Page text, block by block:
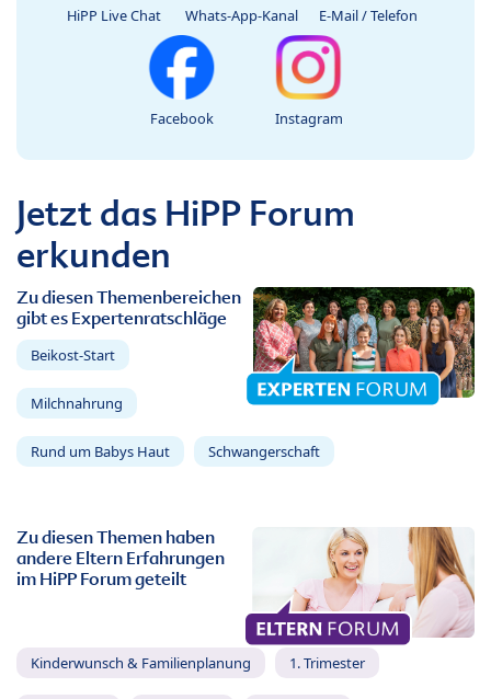
HiPP Live Chat Whats-App-Kanal E-Mail / Telefon
Facebook Instagram
Jetzt das HiPP Forum
erkunden
Zu diesen Themenbereichen
gibt es Expertenratschläge
Beikost-Start
Milchnahrung
Rund um Babys Haut Schwangerschaft
Zu diesen Themen haben
andere Eltern Erfahrungen
im HiPP Forum geteilt
Kinderwunsch & Familienplanung 1. Trimester